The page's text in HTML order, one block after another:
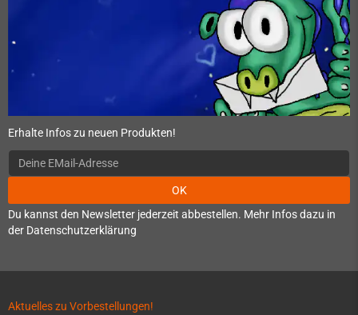
Erhalte Infos zu neuen Produkten!
OK
Du kannst den Newsletter jederzeit abbestellen. Mehr Infos dazu in
der Datenschutzerklärung
Aktuelles zu Vorbestellungen!